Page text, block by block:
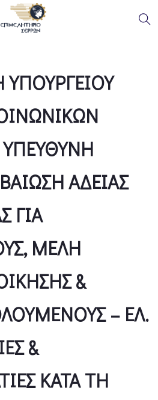
ΑΔΕΙΑΣ
ΓΙΑ
ΜΕΛΗ
&
– ΕΛ.
&
ΚΑΤΑ ΤΗ